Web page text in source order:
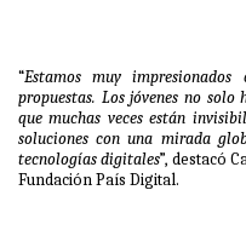
“Estamos muy
propuestas. Los jóvenes no
que muchas veces están
soluciones con una mirada
tecnologías digitales”, destacó
Fundación País Digital.